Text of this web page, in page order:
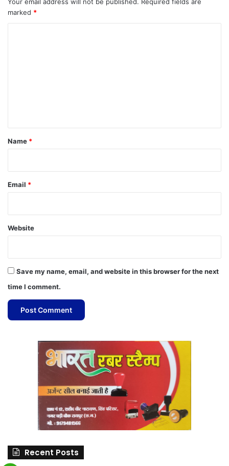
marked *
*
Name *
Email *
Website
Save my name, email, and website in this browser for the next
time I comment.
Recent Posts